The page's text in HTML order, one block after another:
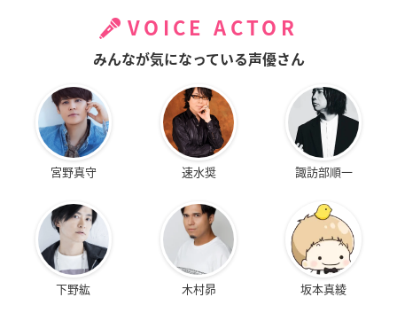
VOICE ACTOR
みんなが気になっている声優さん
宮野真守 速水奨 諏訪部順一
下野紘 木村昴 坂本真綾